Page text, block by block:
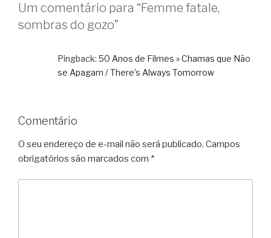
Um comentário para “Femme fatale,
sombras do gozo”
Pingback: 50 Anos de Filmes » Chamas que Não
se Apagam / There’s Always Tomorrow
Comentário
O seu endereço de e-mail não será publicado. Campos
obrigatórios são marcados com *